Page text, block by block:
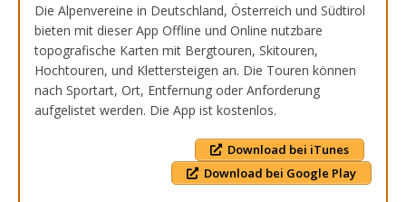
Die Alpenvereine in Deutschland, Österreich und Südtirol
bieten mit dieser App Offline und Online nutzbare
topografische Karten mit Bergtouren, Skitouren,
Hochtouren, und Klettersteigen an. Die Touren können
nach Sportart, Ort, Entfernung oder Anforderung
aufgelistet werden. Die App ist kostenlos.
Download bei iTunes
Download bei Google Play